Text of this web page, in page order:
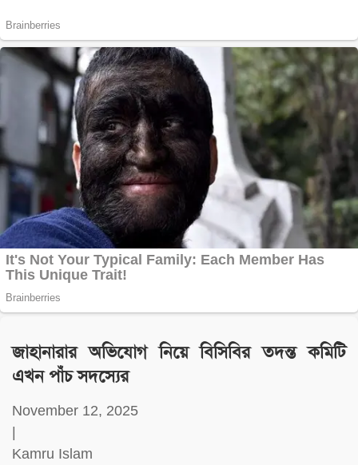
জাহানারার অভিযোগ নিয়ে বিসিবির তদন্ত কমিটি
এখন পাঁচ সদস্যের
November 12, 2025
|
Kamru Islam